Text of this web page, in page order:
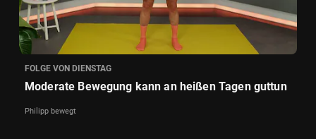
FOLGE VON DIENSTAG
Moderate Bewegung kann an heißen Tagen guttun
Philipp bewegt